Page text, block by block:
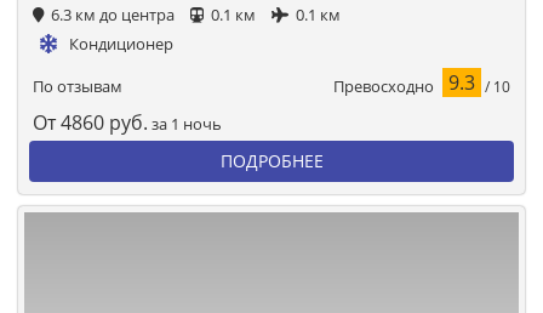
6.3 км до центра 0.1 км
0.1 км
Кондиционер
По отзывам Превосходно 9.3 / 10
От4860 руб. за 1 ночь
ПОДРОБНЕЕ